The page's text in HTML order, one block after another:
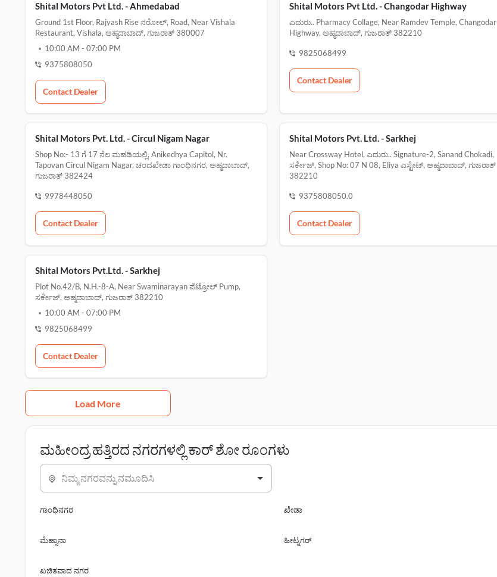
Shital Motors Pvt Ltd. - Ahmedabad
Ground 1st Floor, Rajyash Rise ನರೋಲ್, Road, Near Vishala
Restaurant, Vishala, ಅಹ್ಮದಾಬಾದ್, ಗುಜರಾತ್ 380007
10:00 AM - 07:00 PM
9375808050
Contact Dealer
Shital Motors Pvt Ltd. - Changodar Highway
ಎದುರು.. Pharmacy Collage, Near Ramdev Temple, Changodar
Highway, ಅಹ್ಮದಾಬಾದ್, ಗುಜರಾತ್ 382210
9825068499
Contact Dealer
Shital Motors Pvt. Ltd. - Circul Nigam Nagar
Shop No:- 13 ಗೆ 17 ನೆಲ ಮಹಡಿಯಲ್ಲಿ, Anikedhya Capitol, Nr.
Tapovan Circul Nigam Nagar, ಚಂದಖೇಡಾ ಗಾಂಧಿನಗರ, ಅಹ್ಮದಾಬಾದ್,
ಗುಜರಾತ್ 382424
9978448050
Contact Dealer
Shital Motors Pvt. Ltd. - Sarkhej
Near Crossway Hotel, ಎದುರು.. Signature-2, Sanand Chokadi,
ಸರ್ಕೇಜ್, Shop No: 07 N 08, Eliya ಎಸ್ಟೇಟ್, ಅಹ್ಮದಾಬಾದ್, ಗುಜರಾತ್
382210
9375808050.0
Contact Dealer
Shital Motors Pvt.Ltd. - Sarkhej
Plot No.42/b, N.h.-8-A, Near Swaminarayan ಪೆಟ್ರೋಲ್ Pump,
ಸರ್ಕೇಜ್, ಅಹ್ಮದಾಬಾದ್, ಗುಜರಾತ್ 382210
10:00 AM - 07:00 PM
9825068499
Contact Dealer
Load More
ಮಹೀಂದ್ರ ಹತ್ತಿರದ ನಗರಗಳಲ್ಲಿ ಕಾರ್ ಶೋ ರೂಂಗಳು
ನಿಮ್ಮ ನಗರವನ್ನು ನಮೂದಿಸಿ
ಗಾಂಧಿನಗರ ಖೇಡಾ
ಮೆಹ್ಸಾನಾ ಹೀಟ್ನಗರ್
ಖಚಿತವಾದ ನಗರ